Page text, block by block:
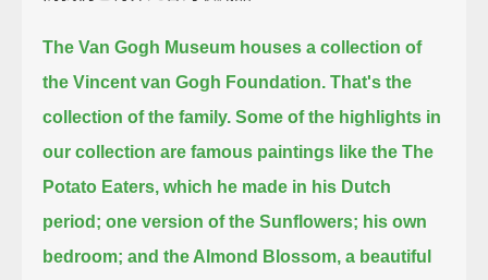
The Van Gogh Museum houses a collection of
the Vincent van Gogh Foundation. That's the
collection of the family. Some of the highlights in
our collection are famous paintings like the The
Potato Eaters, which he made in his Dutch
period; one version of the Sunflowers; his own
bedroom; and the Almond Blossom, a beautiful